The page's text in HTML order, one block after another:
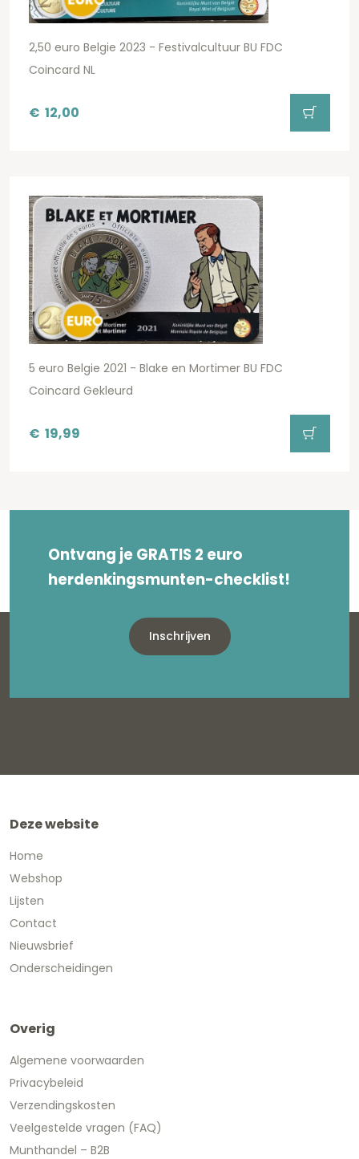
2,50 euro Belgie 2023 - Festivalcultuur BU FDC
Coincard NL
€ 12,00
5 euro Belgie 2021 - Blake en Mortimer BU FDC
Coincard Gekleurd
€ 19,99
Ontvang je GRATIS 2 euro
herdenkingsmunten-checklist!
Inschrijven
Deze website
Home
Webshop
Lijsten
Contact
Nieuwsbrief
Onderscheidingen
Overig
Algemene voorwaarden
Privacybeleid
Verzendingskosten
Veelgestelde vragen (FAQ)
Munthandel – B2B